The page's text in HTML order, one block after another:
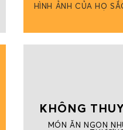
HÌNH ẢNH CỦA HỌ
KHÔNG
MÓN ĂN NGON